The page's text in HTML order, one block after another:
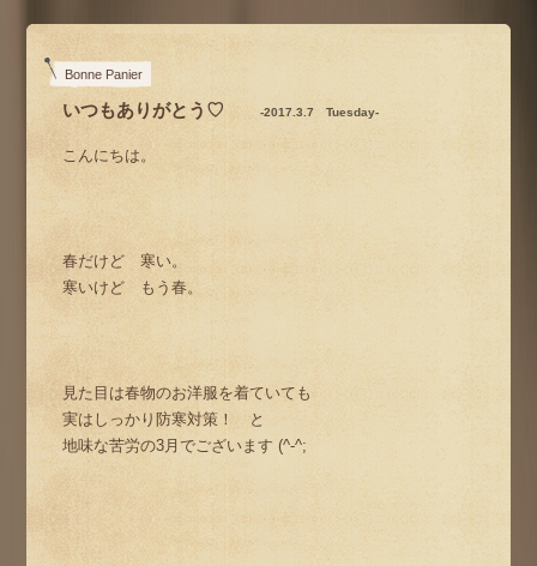
Bonne Panier
いつもありがとう♡ -2017.3.7 Tuesday-
こんにちは。
春だけど 寒い。
寒いけど もう春。
見た目は春物のお洋服を着ていても
実はしっかり防寒対策！ と
地味な苦労の3月でございます (^-^;